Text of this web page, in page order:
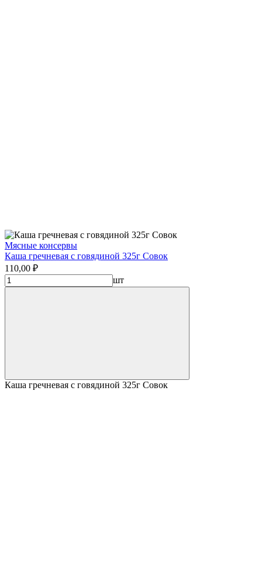
Мясные консервы
Каша гречневая с говядиной 325г Совок
110,00 ₽
шт
Каша гречневая с говядиной 325г Совок